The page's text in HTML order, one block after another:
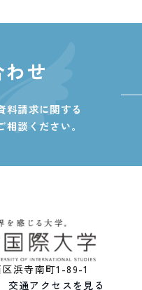
せ
料請求に関する
相談ください。
浜寺南町1-89-1
交通アクセスを見る